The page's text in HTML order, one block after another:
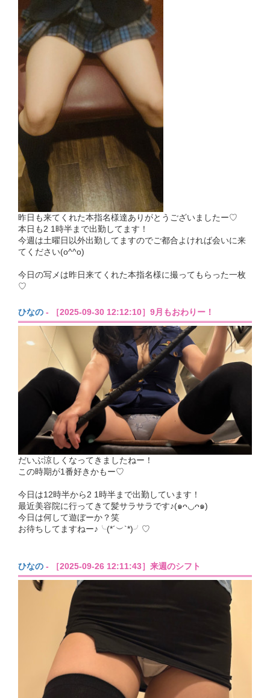
昨日も来てくれた本指名様達ありがとうございましたー♡
本日も2 1時半まで出勤してます！
今週は土曜日以外出勤してますのでご都合よければ会いに来
てください(o^^o)
今日の写メは昨日来てくれた本指名様に撮ってもらった一枚
♡
ひなの - ［2025-09-30 12:12:10］9月もおわりー！
だいぶ涼しくなってきましたねー！
この時期が1番好きかもー♡
今日は12時半から2 1時半まで出勤しています！
最近美容院に行ってきて髪サラサラです♪(๑ᴖ◡ᴖ๑)
今日は何して遊ぼーか？笑
お待ちしてますねー♪╰(*´︶`*)╯♡
ひなの - ［2025-09-26 12:11:43］来週のシフト